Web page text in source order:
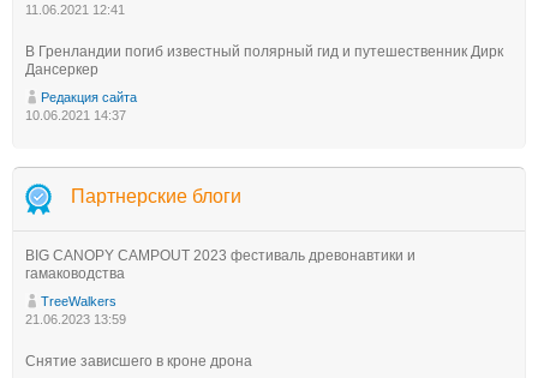
11.06.2021 12:41
В Гренландии погиб известный полярный гид и путешественник Дирк
Дансеркер
Редакция сайта
10.06.2021 14:37
Партнерские блоги
BIG CANOPY CAMPOUT 2023 фестиваль древонавтики и
гамаководства
TreeWalkers
21.06.2023 13:59
Снятие зависшего в кроне дрона